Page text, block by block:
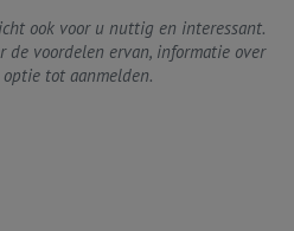
ook voor u nuttig en interessant.
de voordelen ervan, informatie over
tot aanmelden.